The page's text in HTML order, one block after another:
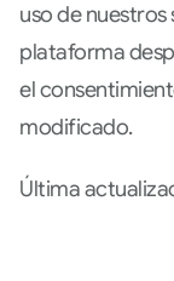
uso de
plataforma
el
modificado.
Última